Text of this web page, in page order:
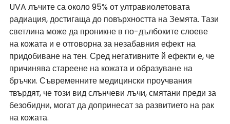
UVA лъчите са около 95% от ултравиолетовата
радиация, достигаща до повърхността на Земята. Тази
светлина може да проникне в по-дълбоките слоеве
на кожата и е отговорна за незабавния ефект на
придобиване на тен. Сред негативните й ефекти е, че
причинява стареене на кожата и образуване на
бръчки. Съвременните медицински проучвания
твърдят, че този вид слънчеви лъчи, смятани преди за
безобидни, могат да допринесат за развитието на рак
на кожата.